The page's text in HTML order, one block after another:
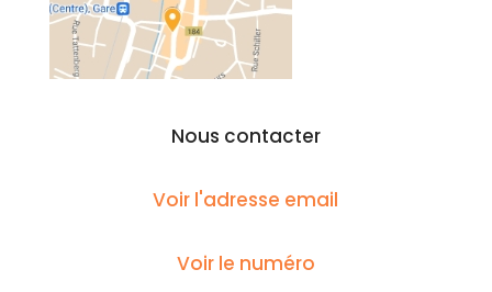
Nous contacter
Voir l'adresse email
Voir le numéro